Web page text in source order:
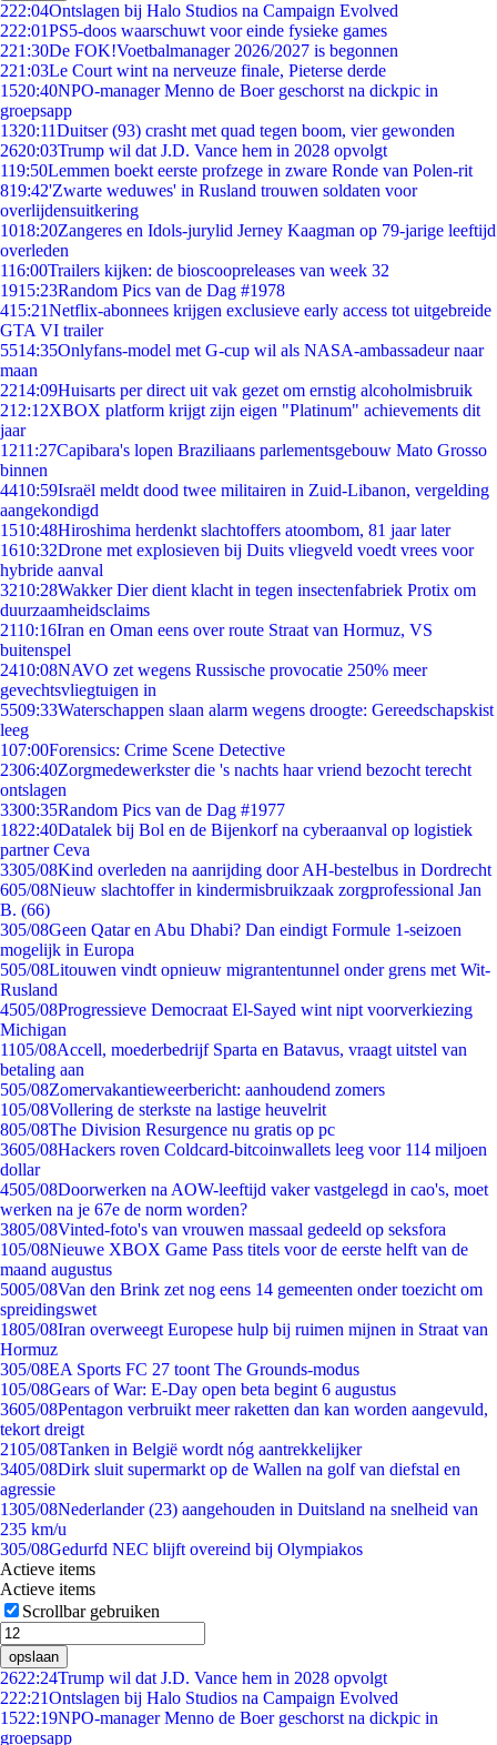
222:04Ontslagen bij Halo Studios na Campaign Evolved
222:01PS5-doos waarschuwt voor einde fysieke games
221:30De FOK!Voetbalmanager 2026/2027 is begonnen
221:03Le Court wint na nerveuze finale, Pieterse derde
1520:40NPO-manager Menno de Boer geschorst na dickpic in
groepsapp
1320:11Duitser (93) crasht met quad tegen boom, vier gewonden
2620:03Trump wil dat J.D. Vance hem in 2028 opvolgt
119:50Lemmen boekt eerste profzege in zware Ronde van Polen-rit
819:42'Zwarte weduwes' in Rusland trouwen soldaten voor
overlijdensuitkering
1018:20Zangeres en Idols-jurylid Jerney Kaagman op 79-jarige leeftijd
overleden
116:00Trailers kijken: de bioscoopreleases van week 32
1915:23Random Pics van de Dag #1978
415:21Netflix-abonnees krijgen exclusieve early access tot uitgebreide
GTA VI trailer
5514:35Onlyfans-model met G-cup wil als NASA-ambassadeur naar
maan
2214:09Huisarts per direct uit vak gezet om ernstig alcoholmisbruik
212:12XBOX platform krijgt zijn eigen "Platinum" achievements dit
jaar
1211:27Capibara's lopen Braziliaans parlementsgebouw Mato Grosso
binnen
4410:59Israël meldt dood twee militairen in Zuid-Libanon, vergelding
aangekondigd
1510:48Hiroshima herdenkt slachtoffers atoombom, 81 jaar later
1610:32Drone met explosieven bij Duits vliegveld voedt vrees voor
hybride aanval
3210:28Wakker Dier dient klacht in tegen insectenfabriek Protix om
duurzaamheidsclaims
2110:16Iran en Oman eens over route Straat van Hormuz, VS
buitenspel
2410:08NAVO zet wegens Russische provocatie 250% meer
gevechtsvliegtuigen in
5509:33Waterschappen slaan alarm wegens droogte: Gereedschapskist
leeg
107:00Forensics: Crime Scene Detective
2306:40Zorgmedewerkster die 's nachts haar vriend bezocht terecht
ontslagen
3300:35Random Pics van de Dag #1977
1822:40Datalek bij Bol en de Bijenkorf na cyberaanval op logistiek
partner Ceva
3305/08Kind overleden na aanrijding door AH-bestelbus in Dordrecht
605/08Nieuw slachtoffer in kindermisbruikzaak zorgprofessional Jan
B. (66)
305/08Geen Qatar en Abu Dhabi? Dan eindigt Formule 1-seizoen
mogelijk in Europa
505/08Litouwen vindt opnieuw migrantentunnel onder grens met Wit-
Rusland
4505/08Progressieve Democraat El-Sayed wint nipt voorverkiezing
Michigan
1105/08Accell, moederbedrijf Sparta en Batavus, vraagt uitstel van
betaling aan
505/08Zomervakantieweerbericht: aanhoudend zomers
105/08Vollering de sterkste na lastige heuvelrit
805/08The Division Resurgence nu gratis op pc
3605/08Hackers roven Coldcard-bitcoinwallets leeg voor 114 miljoen
dollar
4505/08Doorwerken na AOW-leeftijd vaker vastgelegd in cao's, moet
werken na je 67e de norm worden?
3805/08Vinted-foto's van vrouwen massaal gedeeld op seksfora
105/08Nieuwe XBOX Game Pass titels voor de eerste helft van de
maand augustus
5005/08Van den Brink zet nog eens 14 gemeenten onder toezicht om
spreidingswet
1805/08Iran overweegt Europese hulp bij ruimen mijnen in Straat van
Hormuz
305/08EA Sports FC 27 toont The Grounds-modus
105/08Gears of War: E-Day open beta begint 6 augustus
3605/08Pentagon verbruikt meer raketten dan kan worden aangevuld,
tekort dreigt
2105/08Tanken in België wordt nóg aantrekkelijker
3405/08Dirk sluit supermarkt op de Wallen na golf van diefstal en
agressie
1305/08Nederlander (23) aangehouden in Duitsland na snelheid van
235 km/u
305/08Gedurfd NEC blijft overeind bij Olympiakos
Actieve items
Actieve items
Scrollbar gebruiken
opslaan
2622:24Trump wil dat J.D. Vance hem in 2028 opvolgt
222:21Ontslagen bij Halo Studios na Campaign Evolved
1522:19NPO-manager Menno de Boer geschorst na dickpic in
groepsapp